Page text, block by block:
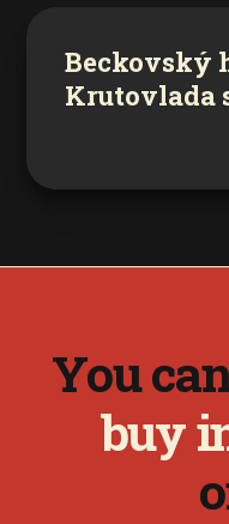
Beckovský
Krutovlada
You
buy